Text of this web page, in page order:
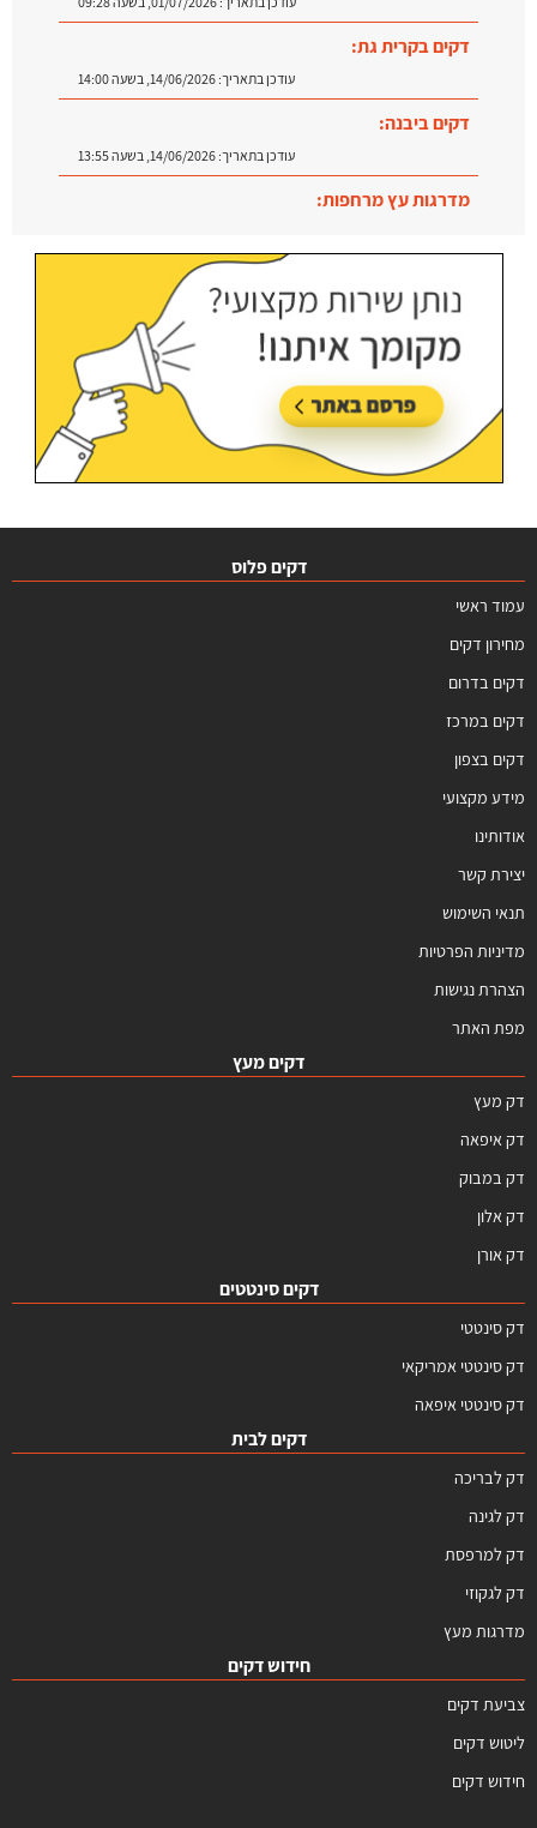
דקים בקרית גת:
עודכן בתאריך:14/06/2026, בשעה 14:00
דקים ביבנה:
עודכן בתאריך:14/06/2026, בשעה 13:55
מדרגות עץ מרחפות:
דקים פלוס
עמוד ראשי
מחירון דקים
דקים בדרום
דקים במרכז
דקים בצפון
מידע מקצועי
אודותינו
יצירת קשר
תנאי השימוש
מדיניות הפרטיות
הצהרת נגישות
מפת האתר
דקים מעץ
דק מעץ
דק איפאה
דק במבוק
דק אלון
דק אורן
דקים סינטטים
דק סינטטי
דק סינטטי אמריקאי
דק סינטטי איפאה
דקים לבית
דק לבריכה
דק לגינה
דק למרפסת
דק לגקוזי
מדרגות מעץ
חידוש דקים
צביעת דקים
ליטוש דקים
חידוש דקים